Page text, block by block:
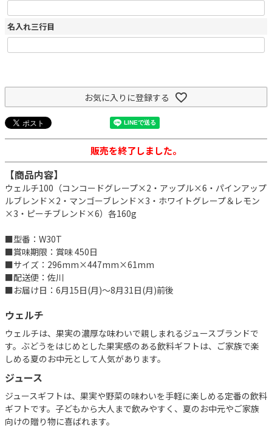
名入れ三行目
お気に入りに登録する
販売を終了しました。
【商品内容】
ウェルチ100（コンコードグレープ×2・アップル×6・パインアップ
ルブレンド×2・マンゴーブレンド×3・ホワイトグレープ＆レモン
×3・ピーチブレンド×6）各160g
■型番：W30T
■賞味期限：賞味 450日
■サイズ：296mm×447mm×61mm
■配送便：佐川
■お届け日：6月15日(月)～8月31日(月)前後
ウェルチ
ウェルチは、果実の濃厚な味わいで親しまれるジュースブランドで
す。ぶどうをはじめとした果実感のある飲料ギフトは、ご家族で楽
しめる夏のお中元として人気があります。
ジュース
ジュースギフトは、果実や野菜の味わいを手軽に楽しめる定番の飲料
ギフトです。子どもから大人まで飲みやすく、夏のお中元やご家族
向けの贈り物に喜ばれます。